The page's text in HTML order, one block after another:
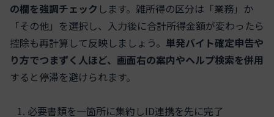
の欄を強調チェック します。雑所得の区分は「業務」か
「その他」を選択し、入力後に合計所得金額が変わったら
控除も再計算して反映しましょう。 単発バイト確定申告や
り方でつまずく人ほど、画面右の案内やヘルプ検索を併用
すると停滞を避けられます。
必要書類を一箇所に集約しID連携を先に完了